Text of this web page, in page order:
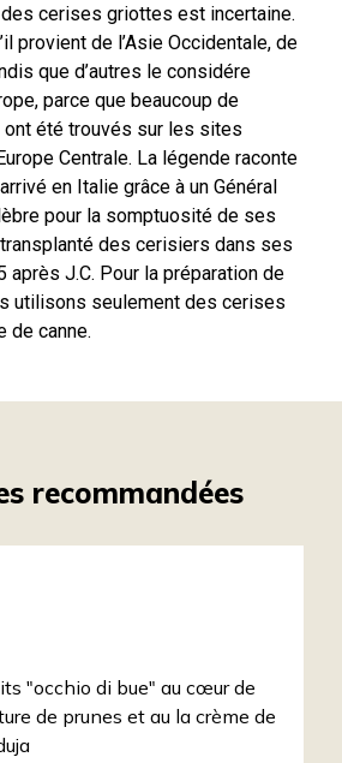
des cerises griottes est incertaine.
provient de l’Asie Occidentale, de
que d’autres le considére
parce que beaucoup de
été trouvés sur les sites
Centrale. La légende raconte
en Italie grâce à un Général
pour la somptuosité de ses
des cerisiers dans ses
après J.C. Pour la préparation de
utilisons seulement des cerises
de canne.
recommandées
"occhio di bue" au cœur de
de prunes et au la crème de